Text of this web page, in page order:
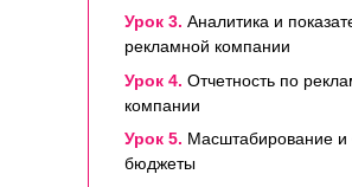
Урок 3. Аналитика и
рекламной компании
Урок 4. Отчетность по
компании
Урок 5. Масштабирование
бюджеты